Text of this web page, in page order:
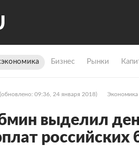
Бизнес Рынки
(обновлено: 09:36, 24 января 2018) Экономика
выделил